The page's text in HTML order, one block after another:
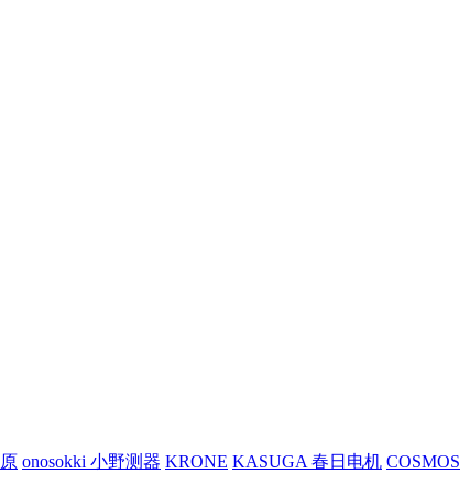
onosokki 小野测器 KRONE KASUGA 春日电机 COSMOS